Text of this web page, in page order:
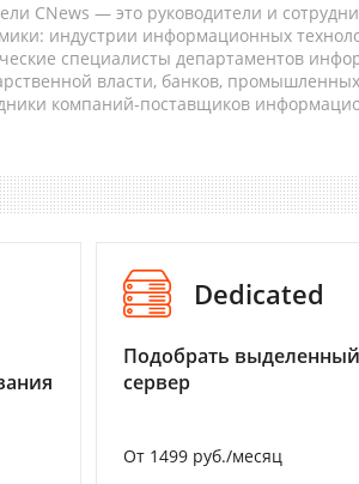
CNews — это руководители и
индустрии информационных
специалисты департаментов
власти, банков,
компаний-поставщиков
Dedicated
Подобрать выделенный
сервер
От 1499 руб./месяц